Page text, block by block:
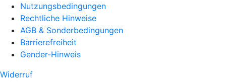
Nutzungsbedingungen
Rechtliche Hinweise
AGB & Sonderbedingungen
Barrierefreiheit
Gender-Hinweis
Widerruf